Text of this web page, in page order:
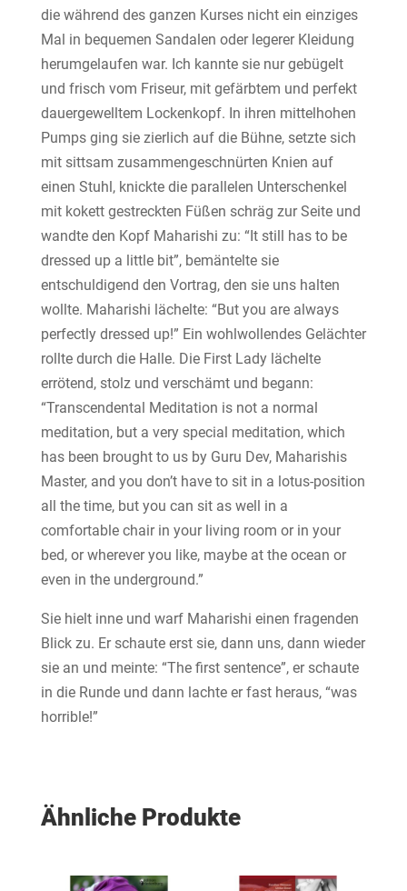
die während des ganzen Kurses nicht ein einziges
Mal in bequemen Sandalen oder legerer Kleidung
herumgelaufen war. Ich kannte sie nur gebügelt
und frisch vom Friseur, mit gefärbtem und perfekt
dauergewelltem Lockenkopf. In ihren mittelhohen
Pumps ging sie zierlich auf die Bühne, setzte sich
mit sittsam zusammengeschnürten Knien auf
einen Stuhl, knickte die parallelen Unterschenkel
mit kokett gestreckten Füßen schräg zur Seite und
wandte den Kopf Maharishi zu: “It still has to be
dressed up a little bit”, bemäntelte sie
entschuldigend den Vortrag, den sie uns halten
wollte. Maharishi lächelte: “But you are always
perfectly dressed up!” Ein wohlwollendes Gelächter
rollte durch die Halle. Die First Lady lächelte
errötend, stolz und verschämt und begann:
“Transcendental Meditation is not a normal
meditation, but a very special meditation, which
has been brought to us by Guru Dev, Maharishis
Master, and you don’t have to sit in a lotus-position
all the time, but you can sit as well in a
comfortable chair in your living room or in your
bed, or wherever you like, maybe at the ocean or
even in the underground.”
Sie hielt inne und warf Maharishi einen fragenden
Blick zu. Er schaute erst sie, dann uns, dann wieder
sie an und meinte: “The first sentence”, er schaute
in die Runde und dann lachte er fast heraus, “was
horrible!”
Ähnliche Produkte